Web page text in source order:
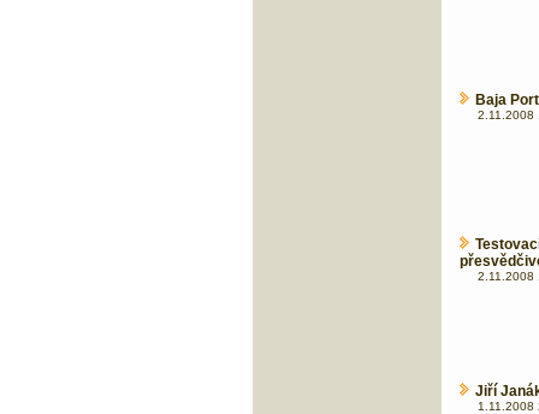
Baja
2.11.2008
2.11.2008
Jiří
1.11.2008